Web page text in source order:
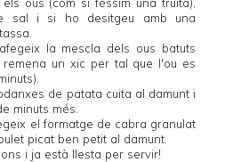
sal i si ho desitgeu amb una
la mescla dels ous batuts
remena un xic per tal que l'ou es
de patata cuita al damunt i
minuts més.
el formatge de cabra granulat
picat ben petit al damunt.
i ja està llesta per servir!